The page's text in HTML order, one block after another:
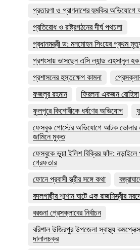
প্রতারণা ও প্রাণনাশের হুমকির অভিযোগে
প্রতিরোধ ও রাষ্ট্রগঠনের দীর্ঘ পথচলা
প্রধানমন্ত্রী ড: মনমোহন সিংয়ের প্রথম মৃত্যু
প্রশংসায় ভাসছেন এসি ল্যান্ড এহসানুল
প্রশাসনের হস্তক্ষেপ কামনা
ফজলুর রহমান
ফিরলনা একজন রোহিঙ্গা
ফুলপুরে কিশোরীকে ধর্ষণের অভিযোগ
ফেসবুক পোস্টের অভিযোগে আটক ভোলার
জামিনে মুক্ত
ফেসবুকে ভুয়া ইলিশ বিক্রির ফাঁদ:
গ্রেফতার
ফোনে প্রবাসী স্ত্রীর সঙ্গে কথা
বদলগাছীর শ্মশান ঘাটে এক রাজমিস্ত্রীর
বরগুনা প্রেসক্লাবের নির্বাচন
বরিশাল উজিরপুর উপজেলা স্বাস্থ্য
দালালচক্র